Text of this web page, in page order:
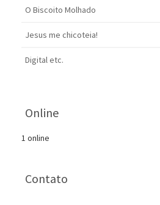
O Biscoito Molhado
Jesus me chicoteia!
Digital etc.
Online
1 online
Contato